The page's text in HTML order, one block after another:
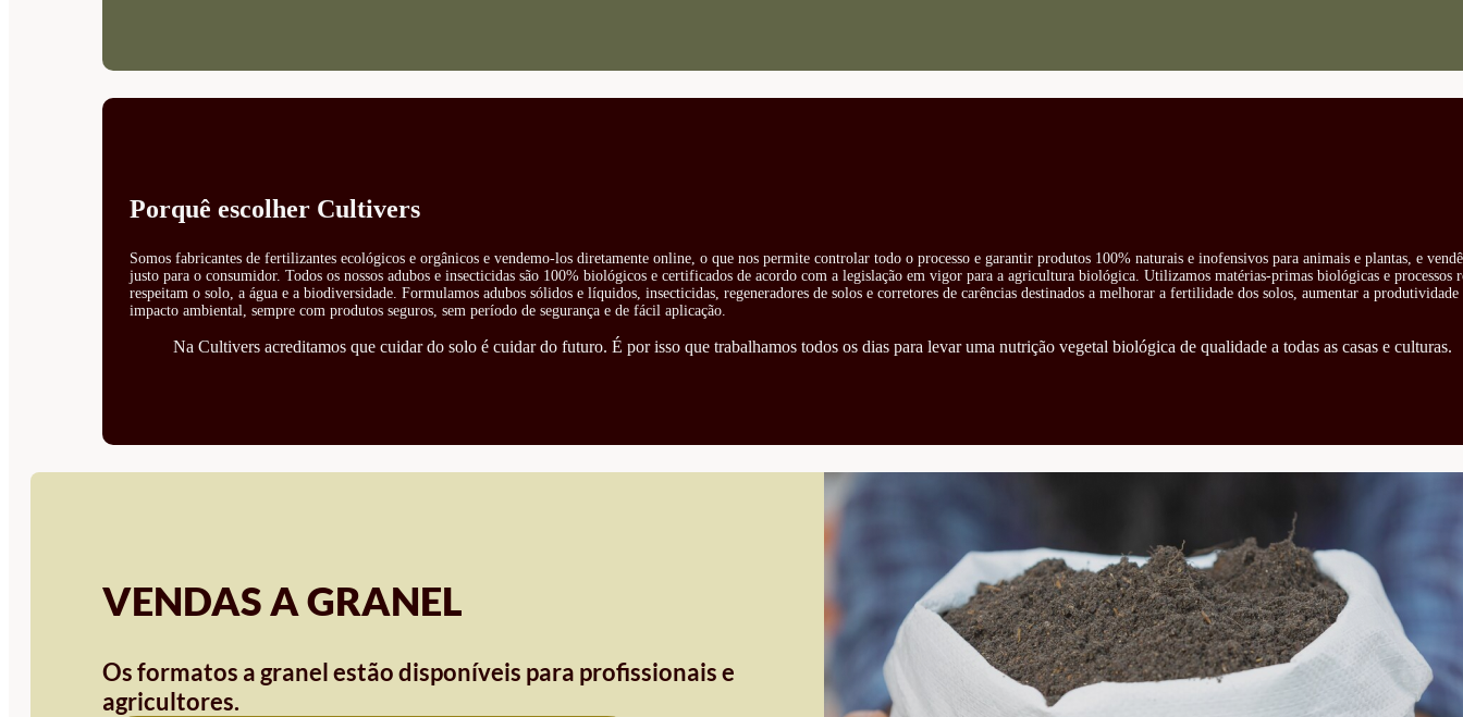
Porquê escolher Cultivers
Somos fabricantes de fertilizantes ecológicos e orgânicos e vendemo-los diretamente online, o que nos permite controlar todo o processo e garantir produtos 100% naturais e inofensivos para animais e plantas, e
justo para o consumidor. Todos os nossos adubos e insecticidas são 100% biológicos e certificados de acordo com a legislação em vigor para a agricultura biológica. Utilizamos matérias-primas biológicas e processos
respeitam o solo, a água e a biodiversidade. Formulamos adubos sólidos e líquidos, insecticidas, regeneradores de solos e corretores de carências destinados a melhorar a fertilidade dos solos, aumentar a
impacto ambiental, sempre com produtos seguros, sem período de segurança e de fácil aplicação.
Na Cultivers acreditamos que cuidar do solo é cuidar do futuro. É por isso que trabalhamos todos os dias para levar uma nutrição vegetal biológica de qualidade a todas as casas e culturas.
VENDAS A GRANEL
Os formatos a granel estão disponíveis para profissionais e
agricultores.